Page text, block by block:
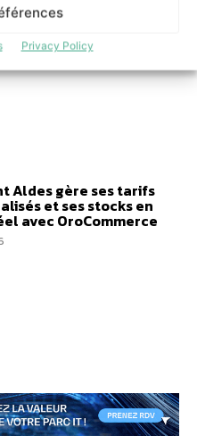
Privacy Policy
réduit les tâches
et renforce sa
grâce à Camunda
Aldes gère ses tarifs
et ses stocks en
avec OroCommerce